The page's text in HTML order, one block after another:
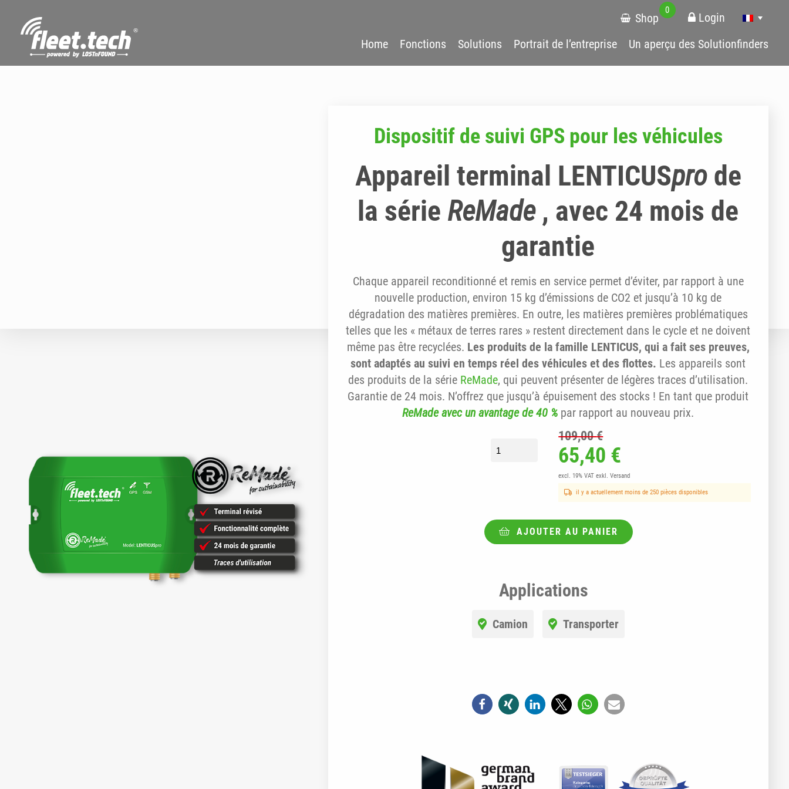
Shop
0
Login
Home
Fonctions Solutions Portrait de l’entreprise Un aperçu des Solutionfinders
Dispositif de suivi GPS pour les véhicules
Appareil terminal LENTICUSprode
la série ReMade, avec 24 mois de
garantie
Chaque appareil reconditionné et remis en service permet d’éviter, par rapport à une
nouvelle production, environ 15 kg d’émissions de CO2 et jusqu’à 10 kg de
dégradation des matières premières. En outre, les matières premières problématiques
telles que les « métaux de terres rares » restent directement dans le cycle et ne doivent
même pas être recyclées. Les produits de la famille LENTICUS, qui a fait ses preuves,
sont adaptés au suivi en temps réel des véhicules et des flottes. Les appareils sont
des produits de la série ReMade, qui peuvent présenter de légères traces d’utilisation.
Garantie de 24 mois. N’offrez que jusqu’à épuisement des stocks ! En tant que produit
ReMade avec un avantage de 40 % par rapport au nouveau prix.
quantité de Appareil terminal LENTICUSpro de la série
109,00€
Le prix initial était : 109,00
65,40 €
excl. 19% VAT exkl. Versand
il y a actuellement moins de 250 pièces disponibles
AJOUTER AU PANIER
Applications
Camion Transporter